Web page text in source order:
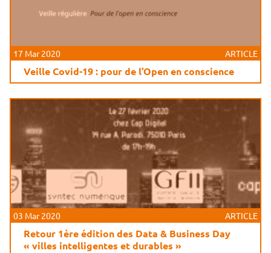
17 Mar 2020 ARTICLE
Veille Covid-19 : pour de l’Open en conscience
03 Mar 2020 ARTICLE
Retour 1ère édition des Data & Business Day
« villes intelligentes et durables »